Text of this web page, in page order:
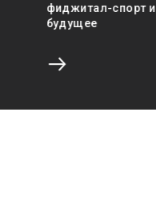
фиджитал-спорт
будущее